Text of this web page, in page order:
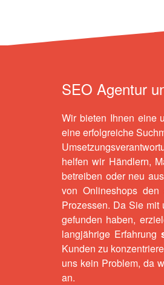
SEO Agentur
Wir bieten Ihnen eine
eine erfolgreiche
helfen wir Händlern,
betreiben oder neu
von Onlineshops den
Prozessen. Da Sie mit
gefunden haben,
langjährige Erfahrung
Kunden zu
uns kein Problem, da
an.